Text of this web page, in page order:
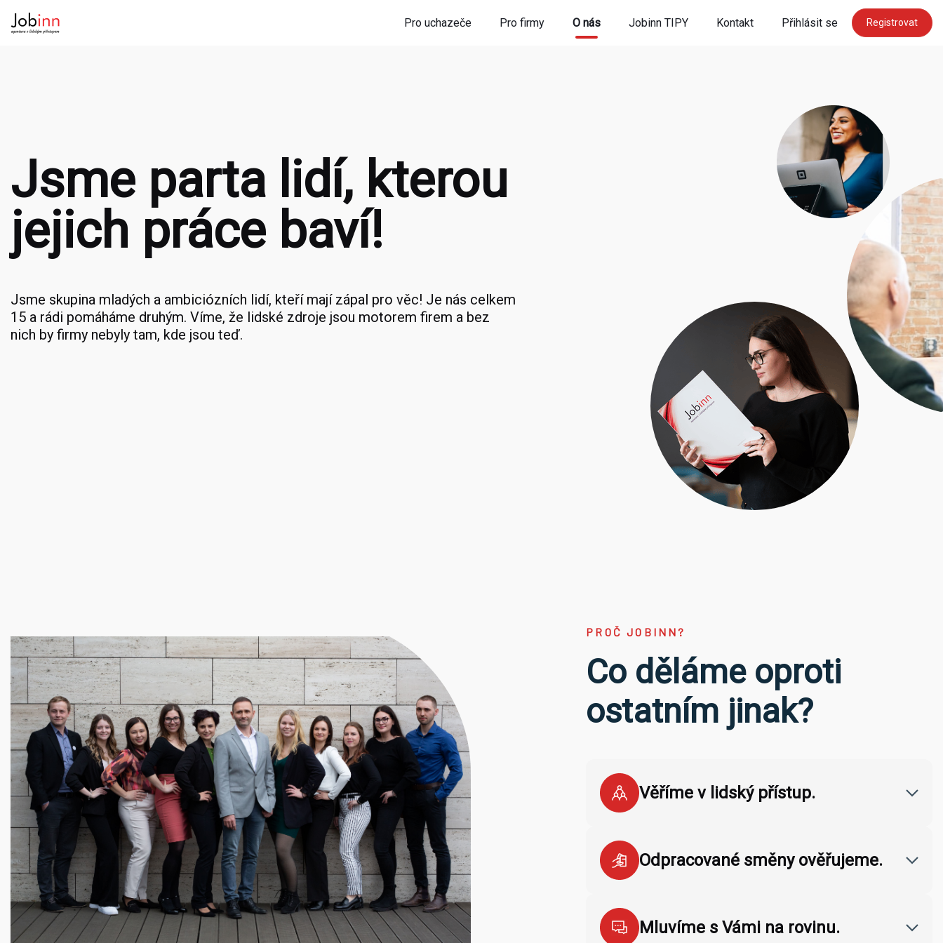
Pro uchazeče Pro firmy O nás Jobinn TIPY Kontakt Přihlásit se Registrovat
Jsme parta lidí, kterou
jejich práce baví!
Jsme skupina mladých a ambiciózních lidí, kteří mají zápal pro věc! Je nás celkem
15 a rádi pomáháme druhým. Víme, že lidské zdroje jsou motorem firem a bez
nich by firmy nebyly tam, kde jsou teď.
PROČ JOBINN?
Co děláme oproti
ostatním jinak?
Věříme v lidský přístup.
Odpracované směny ověřujeme.
Mluvíme s Vámi na rovinu.